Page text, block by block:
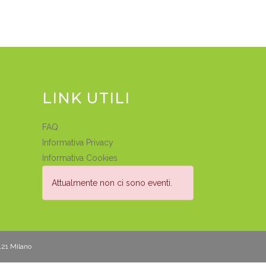
LINK UTILI
FAQ
Informativa Privacy
Informativa Cookies
Attualmente non ci sono eventi.
Milano